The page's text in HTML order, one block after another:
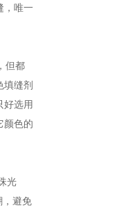
，唯一
但都
填缝剂
好选用
颜色的
光
，避免